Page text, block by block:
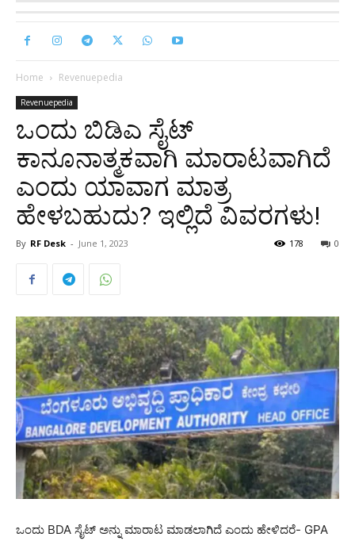
Home Revenuepedia
Revenuepedia
ಒಂದು ಬಿಡಿಎ ಸೈಟ್
ಕಾನೂನಾತ್ಮಕವಾಗಿ ಮಾರಾಟವಾಗಿದೆ
ಎಂದು ಯಾವಾಗ ಮಾತ್ರ
ಹೇಳಬಹುದು? ಇಲ್ಲಿದೆ ವಿವರಗಳು!
By RF Desk - June 1, 2023 0
178
ಒಂದು BDA ಸೈಟ್ ಅನ್ನು ಮಾರಾಟ ಮಾಡಲಾಗಿದೆ ಎಂದು ಹೇಳಿದರೆ- GPA